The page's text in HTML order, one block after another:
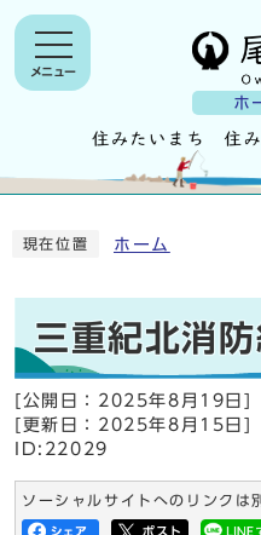
ホ
メニュー
現在位置 ホーム
三重紀北消
[公開日： 2025年8月19日
[更新日： 2025年8月15日
ID:22029
ソーシャルサイトへのリンクは